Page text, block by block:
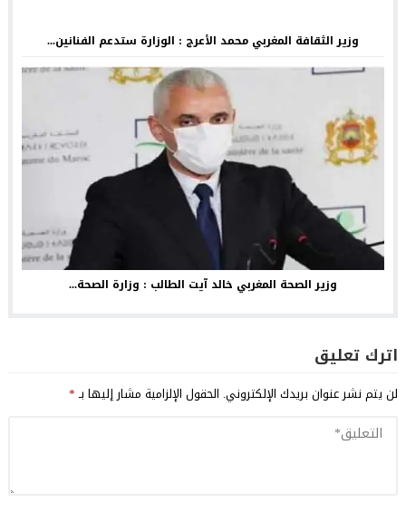
وزير الثقافة المغربي محمد الأعرج : الوزارة ستدعم الفنانين...
وزير الصحة المغربي خالد آيت الطالب : وزارة الصحة...
اترك تعليق
لن يتم نشر عنوان بريدك الإلكتروني. الحقول الإلزامية مشار إليها بـ*